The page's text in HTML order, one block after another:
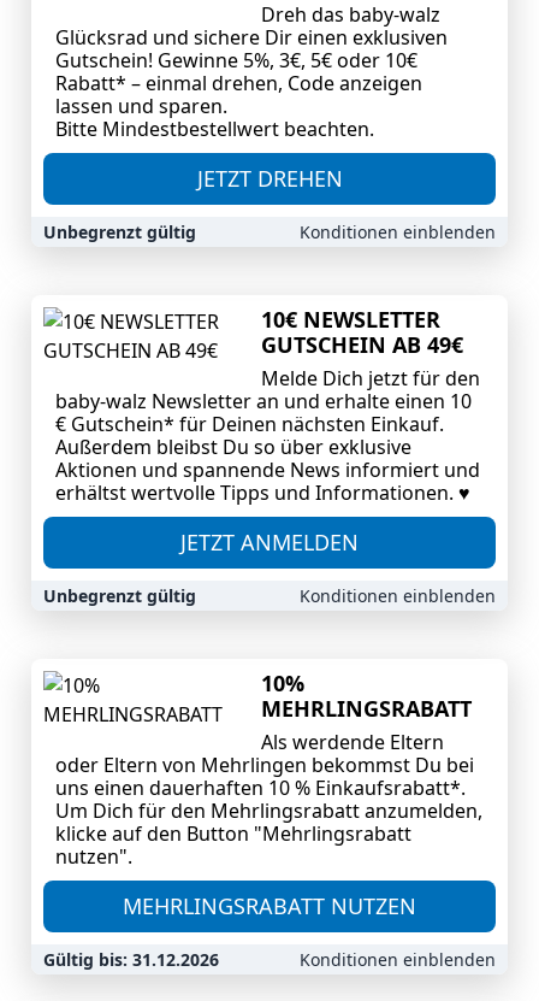
Dreh das baby‑walz
Glücksrad und sichere Dir einen exklusiven
Gutschein! Gewinne 5%, 3€, 5€ oder 10€
Rabatt* – einmal drehen, Code anzeigen
lassen und sparen.
Bitte Mindestbestellwert beachten.
JETZT DREHEN
Unbegrenzt gültig Konditionen einblenden
10€ NEWSLETTER
GUTSCHEIN AB 49€
Melde Dich jetzt für den
baby-walz Newsletter an und erhalte einen 10
€ Gutschein* für Deinen nächsten Einkauf.
Außerdem bleibst Du so über exklusive
Aktionen und spannende News informiert und
erhältst wertvolle Tipps und Informationen. ♥
JETZT ANMELDEN
Unbegrenzt gültig Konditionen einblenden
10%
MEHRLINGSRABATT
Als werdende Eltern
oder Eltern von Mehrlingen bekommst Du bei
uns einen dauerhaften 10 % Einkaufsrabatt*.
Um Dich für den Mehrlingsrabatt anzumelden,
klicke auf den Button "Mehrlingsrabatt
nutzen".
MEHRLINGSRABATT NUTZEN
Gültig bis: 31.12.2026 Konditionen einblenden